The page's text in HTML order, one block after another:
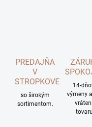
PREDAJŇA
V
STROPKOVE
so širokým
sortimentom.
14-
výmeny